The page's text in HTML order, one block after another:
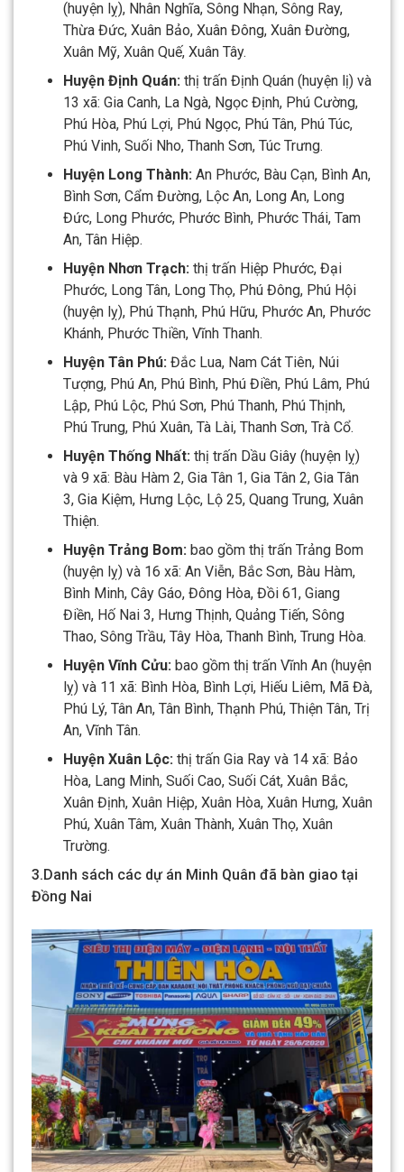
(huyện lỵ), Nhân Nghĩa, Sông Nhạn, Sông Ray,
Thừa Đức, Xuân Bảo, Xuân Đông, Xuân Đường,
Xuân Mỹ, Xuân Quế, Xuân Tây.
Huyện Định Quán: thị trấn Định Quán (huyện lị) và
13 xã: Gia Canh, La Ngà, Ngọc Định, Phú Cường,
Phú Hòa, Phú Lợi, Phú Ngọc, Phú Tân, Phú Túc,
Phú Vinh, Suối Nho, Thanh Sơn, Túc Trưng.
Huyện Long Thành: An Phước, Bàu Cạn, Bình An,
Bình Sơn, Cẩm Đường, Lộc An, Long An, Long
Đức, Long Phước, Phước Bình, Phước Thái, Tam
An, Tân Hiệp.
Huyện Nhơn Trạch: thị trấn Hiệp Phước, Đại
Phước, Long Tân, Long Thọ, Phú Đông, Phú Hội
(huyện lỵ), Phú Thạnh, Phú Hữu, Phước An, Phước
Khánh, Phước Thiền, Vĩnh Thanh.
Huyện Tân Phú: Đắc Lua, Nam Cát Tiên, Núi
Tượng, Phú An, Phú Bình, Phú Điền, Phú Lâm, Phú
Lập, Phú Lộc, Phú Sơn, Phú Thanh, Phú Thịnh,
Phú Trung, Phú Xuân, Tà Lài, Thanh Sơn, Trà Cổ.
Huyện Thống Nhất: thị trấn Dầu Giây (huyện lỵ)
và 9 xã: Bàu Hàm 2, Gia Tân 1, Gia Tân 2, Gia Tân
3, Gia Kiệm, Hưng Lộc, Lộ 25, Quang Trung, Xuân
Thiện.
Huyện Trảng Bom: bao gồm thị trấn Trảng Bom
(huyện lỵ) và 16 xã: An Viễn, Bắc Sơn, Bàu Hàm,
Bình Minh, Cây Gáo, Đông Hòa, Đồi 61, Giang
Điền, Hố Nai 3, Hưng Thịnh, Quảng Tiến, Sông
Thao, Sông Trầu, Tây Hòa, Thanh Bình, Trung Hòa.
Huyện Vĩnh Cửu: bao gồm thị trấn Vĩnh An (huyện
lỵ) và 11 xã: Bình Hòa, Bình Lợi, Hiếu Liêm, Mã Đà,
Phú Lý, Tân An, Tân Bình, Thạnh Phú, Thiện Tân, Trị
An, Vĩnh Tân.
Huyện Xuân Lộc: thị trấn Gia Ray và 14 xã: Bảo
Hòa, Lang Minh, Suối Cao, Suối Cát, Xuân Bắc,
Xuân Định, Xuân Hiệp, Xuân Hòa, Xuân Hưng, Xuân
Phú, Xuân Tâm, Xuân Thành, Xuân Thọ, Xuân
Trường.
3.Danh sách các dự án Minh Quân đã bàn giao tại
Đồng Nai